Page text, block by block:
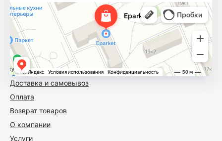
Доставка и самовывоз
Оплата
Возврат товаров
О компании
Услуги